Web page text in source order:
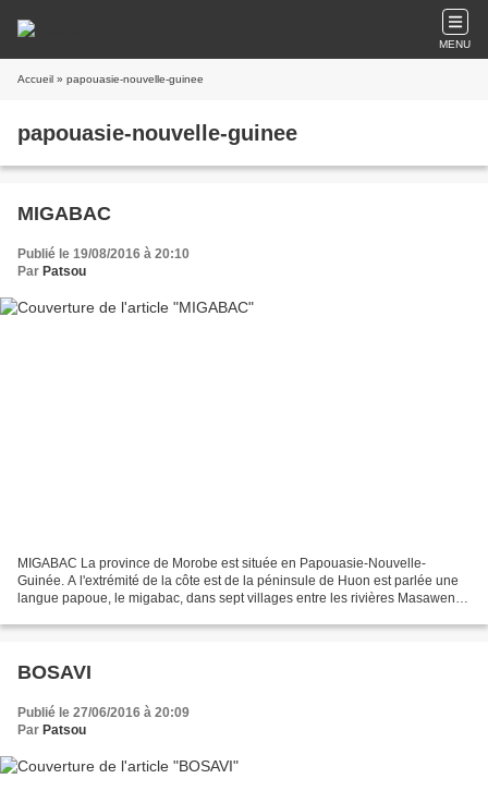
MENU
Accueil » papouasie-nouvelle-guinee
papouasie-nouvelle-guinee
MIGABAC
Publié le 19/08/2016 à 20:10
Par Patsou
MIGABAC La province de Morobe est située en Papouasie-Nouvelle-
Guinée. A l'extrémité de la côte est de la péninsule de Huon est parlée une
langue papoue, le migabac, dans sept villages entre les rivières Masaweng
BOSAVI
Publié le 27/06/2016 à 20:09
Par Patsou